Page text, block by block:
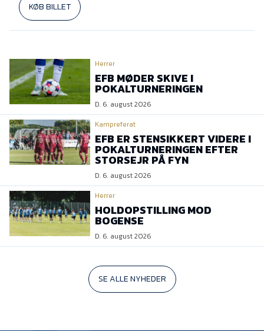
KØB BILLET
Herrer
EFB MØDER SKIVE I
POKALTURNERINGEN
D. 6. august 2026
Kampreferat
EFB ER STENSIKKERT VIDERE I
POKALTURNERINGEN EFTER
STORSEJR PÅ FYN
D. 6. august 2026
Herrer
HOLDOPSTILLING MOD
BOGENSE
D. 6. august 2026
SE ALLE NYHEDER